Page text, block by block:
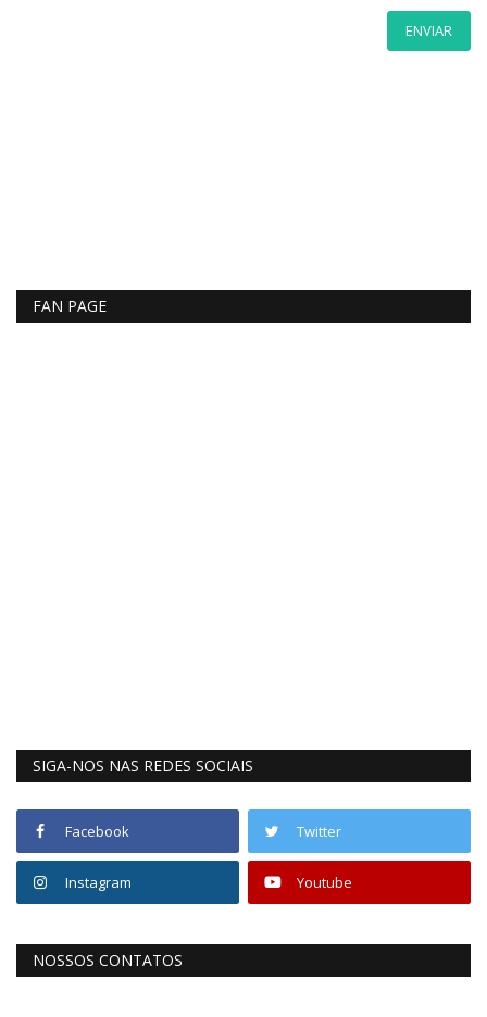
ENVIAR
FAN PAGE
SIGA-NOS NAS REDES SOCIAIS
Facebook Twitter
Instagram Youtube
NOSSOS CONTATOS